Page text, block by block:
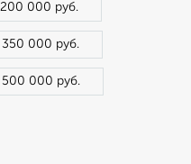
000 руб.
000 руб.
000 руб.